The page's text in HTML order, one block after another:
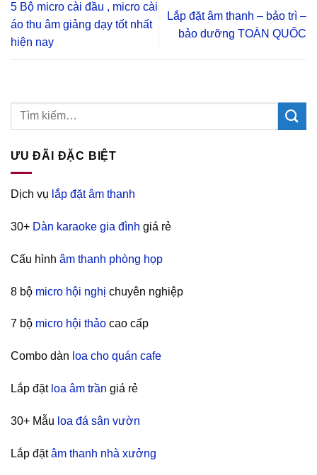
5 Bộ micro cài đầu , micro cài
áo thu âm giảng dạy tốt nhất
hiện nay
Lắp đặt âm thanh – bảo trì –
bảo dưỡng TOÀN QUỐC
ƯU ĐÃI ĐẶC BIỆT
Dịch vụ lắp đặt âm thanh
30+ Dàn karaoke gia đình giá rẻ
Cấu hình âm thanh phòng họp
8 bộ micro hội nghị chuyên nghiệp
7 bộ micro hội thảo cao cấp
Combo dàn loa cho quán cafe
Lắp đặt loa âm trần giá rẻ
30+ Mẫu loa đá sân vườn
Lắp đặtâm thanh nhà xưởng